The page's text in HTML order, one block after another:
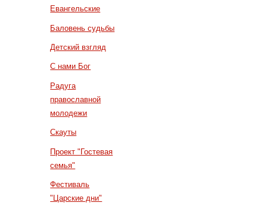
Евангельские
Баловень судьбы
Детский взгляд
С нами Бог
Радуга
православной
молодежи
Скауты
Проект "Гостевая
семья"
Фестиваль
"Царские дни"